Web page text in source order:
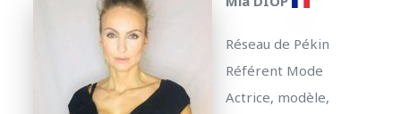
Réseau de Pékin
Référent Mode
Actrice, modèle,